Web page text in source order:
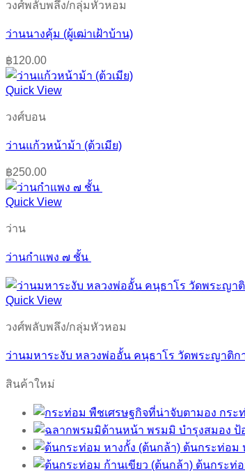
วงศ์พลับพลึง/กลุ่มหัวหอม
ว่านนางคุ้ม (ผู้เฒ่าเฝ้าบ้าน)
฿120.00
Quick View
วงศ์บอน
ว่านแก้วหน้าม้า (ต้วเมีย)
฿250.00
Quick View
ว่าน
ว่านกำแพง ๗ ชั้น
Quick View
วงศ์พลับพลึง/กลุ่มหัวหอม
ว่านมหาระงับ หลวงพ่ออั้น คนฺธาโร วัดพระญาติก
สินค้าใหม่
กระ
พรมมิ บำรุงสมอง ป้
ต้นกระท่อม
ต้นกระท่